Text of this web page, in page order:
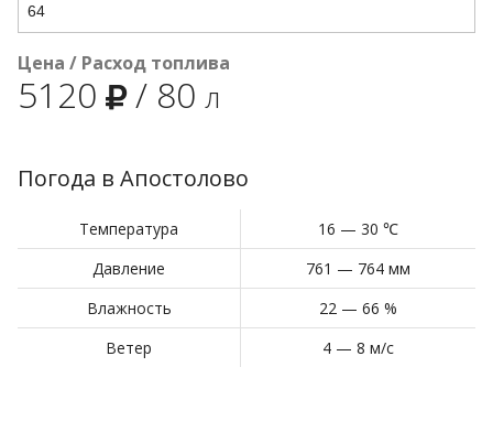
Цена / Расход топлива
5120 / 80 л
Погода в Апостолово
Температура
16 — 30 ℃
Давление
761 — 764 мм
Влажность
22 — 66 %
Ветер
4 — 8 м/с